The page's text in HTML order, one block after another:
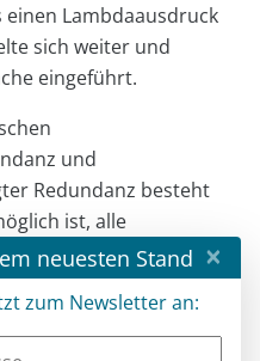
Lambdaausdruck
sich weiter und
eingeführt.
und
Redundanz besteht
ist, alle
universellen
die
die durch
Redundanz
neuesten Stand ×
zum Newsletter an: